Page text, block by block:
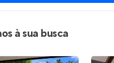
à sua busca